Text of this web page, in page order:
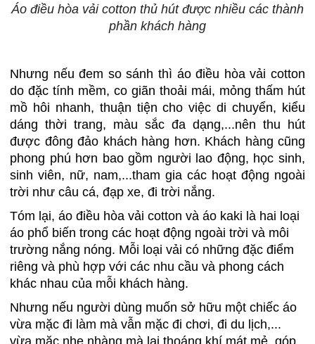
Áo điều hòa vải cotton thủ hút được nhiều các thành
phần khách hàng
Nhưng nếu đem so sánh thì áo điều hòa vải cotton
do đặc tính mềm, co giãn thoải mái, mỏng thấm hút
mồ hôi nhanh, thuận tiện cho việc di chuyển, kiểu
dáng thời trang, màu sắc đa dạng,...nên thu hút
được đông đảo khách hàng hơn. Khách hàng cũng
phong phú hơn bao gồm người lao động, học sinh,
sinh viên, nữ, nam,...tham gia các hoạt động ngoài
trời như câu cá, đạp xe, đi trời nắng.
Tóm lại, áo điều hòa vải cotton và áo kaki là hai loại
áo phổ biến trong các hoạt động ngoài trời và môi
trường nắng nóng. Mỗi loại vải có những đặc điểm
riêng và phù hợp với các nhu cầu và phong cách
khác nhau của mỗi khách hàng.
Nhưng nếu người dùng muốn sở hữu một chiếc áo
vừa mặc đi làm mà vẫn mặc đi chơi, đi du lịch,...
vừa mặc nhẹ nhàng mà lại thoáng khí mát mẻ, góp